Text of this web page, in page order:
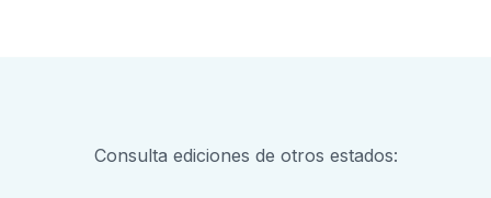
Consulta ediciones de otros estados: